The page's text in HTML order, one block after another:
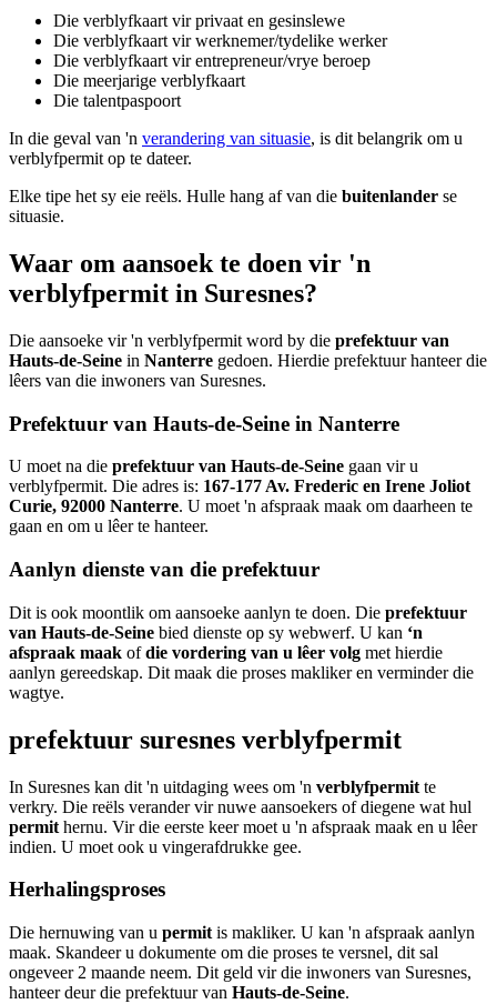
Die verblyfkaart vir privaat en gesinslewe
Die verblyfkaart vir werknemer/tydelike werker
Die verblyfkaart vir entrepreneur/vrye beroep
Die meerjarige verblyfkaart
Die talentpaspoort
In die geval van 'n verandering van situasie, is dit belangrik om u
verblyfpermit op te dateer.
Elke tipe het sy eie reëls. Hulle hang af van die buitenlander se
situasie.
Waar om aansoek te doen vir 'n
verblyfpermit in Suresnes?
Die aansoeke vir 'n verblyfpermit word by die prefektuur van
Hauts-de-Seine in Nanterre gedoen. Hierdie prefektuur hanteer die
lêers van die inwoners van Suresnes.
Prefektuur van Hauts-de-Seine in Nanterre
U moet na die prefektuur van Hauts-de-Seine gaan vir u
verblyfpermit. Die adres is: 167-177 Av. Frederic en Irene Joliot
Curie, 92000 Nanterre. U moet 'n afspraak maak om daarheen te
gaan en om u lêer te hanteer.
Aanlyn dienste van die prefektuur
Dit is ook moontlik om aansoeke aanlyn te doen. Die prefektuur
van Hauts-de-Seine bied dienste op sy webwerf. U kan ‘n
afspraak maak ofdie vordering van u lêer volg met hierdie
aanlyn gereedskap. Dit maak die proses makliker en verminder die
wagtye.
prefektuur suresnes verblyfpermit
In Suresnes kan dit 'n uitdaging wees om 'n verblyfpermit te
verkry. Die reëls verander vir nuwe aansoekers of diegene wat hul
permit hernu. Vir die eerste keer moet u 'n afspraak maak en u lêer
indien. U moet ook u vingerafdrukke gee.
Herhalingsproses
Die hernuwing van u permit is makliker. U kan 'n afspraak aanlyn
maak. Skandeer u dokumente om die proses te versnel, dit sal
ongeveer 2 maande neem. Dit geld vir die inwoners van Suresnes,
hanteer deur die prefektuur van Hauts-de-Seine.